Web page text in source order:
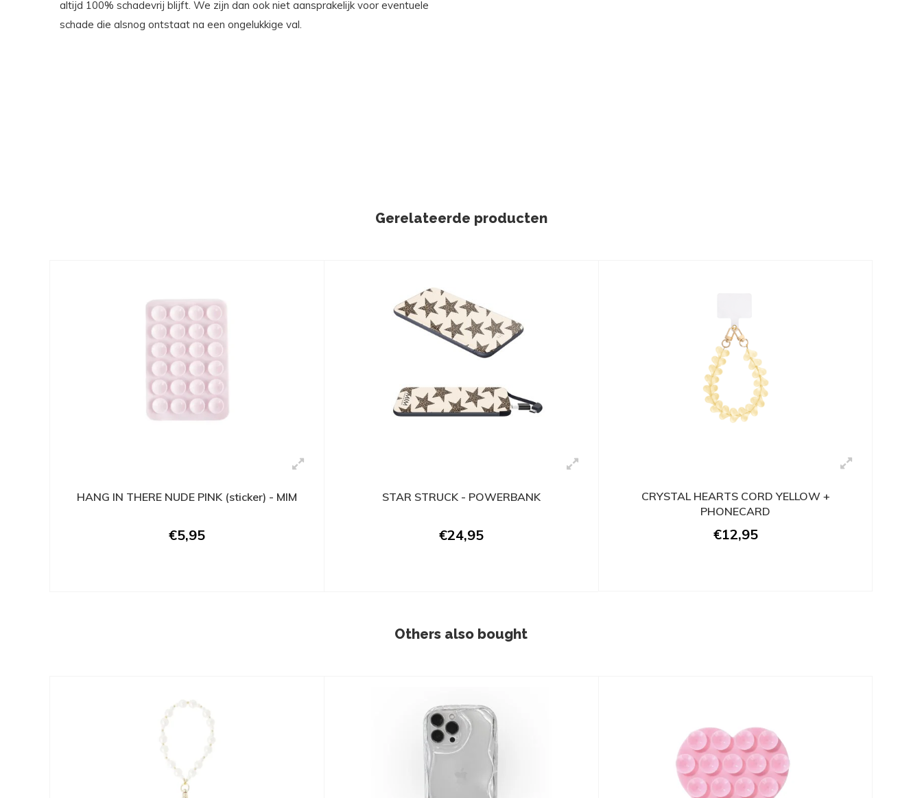
altijd 100% schadevrij blijft. We zijn dan ook niet aansprakelijk voor eventuele
schade die alsnog ontstaat na een ongelukkige val.
Gerelateerde producten
HANG IN THERE NUDE PINK (sticker) - MIM
€5,95
STAR STRUCK - POWERBANK
€24,95
CRYSTAL HEARTS CORD YELLOW +
PHONECARD
€12,95
Others also bought